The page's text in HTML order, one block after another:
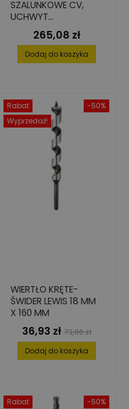
SZALUNKOWE CV,
UCHWYT
CYLINDRYCZNY,
26X550/600
Cena
265,08 zł
Dodaj do koszyka
-50%
Rabat
Wyprzedaż!
WIERTŁO KRĘTE-
ŚWIDER LEWIS 18 MM
X 160 MM
Cena
36,93 zł Cena
podstawowa
73,86 zł
Dodaj do koszyka
-50%
Rabat